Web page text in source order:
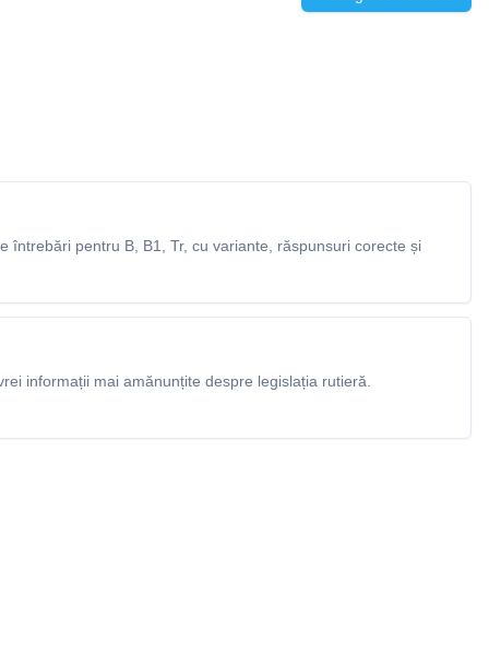
întrebări pentru B, B1, Tr, cu variante, răspunsuri corecte și
informații mai amănunțite despre legislația rutieră.